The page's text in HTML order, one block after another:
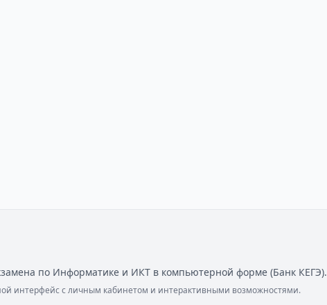
по Информатике и ИКТ в компьютерной форме (Банк КЕГЭ).
интерфейс с личным кабинетом и интерактивными возможностями.